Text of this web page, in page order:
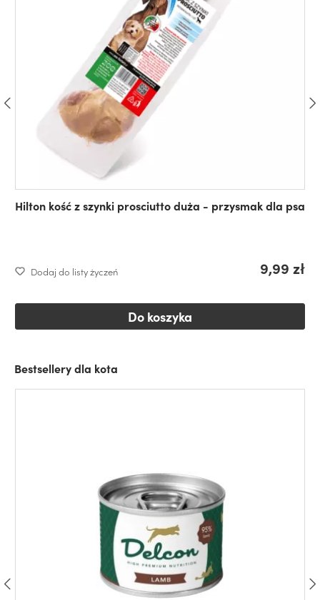
Hilton kość z szynki prosciutto duża - przysmak dla psa
Dodaj do listy życzeń 9,99 zł
Do koszyka
Bestsellery dla kota